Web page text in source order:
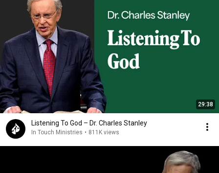
29:38
Listening To God – Dr. Charles Stanley
In Touch Ministries • 811K views